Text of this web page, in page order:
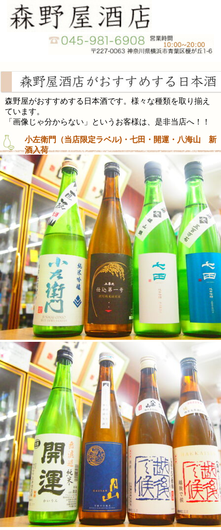
森野屋がおすすめする日本酒です。様々な種類を取り揃え
ています。
「画像じゃ分からない」というお客様は、是非当店へ！！
小左衛門（当店限定ラベル)・七田・開運・八海山 新
酒入荷